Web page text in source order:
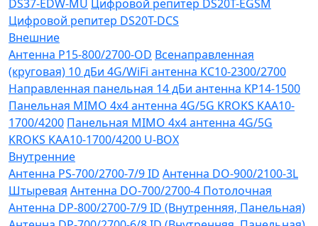
DS37-EDW-MU Цифровой репитер DS20T-EGSM
Цифровой репитер DS20T-DCS
Внешние
Антенна P15-800/2700-OD Всенаправленная
(круговая) 10 дБи 4G/WiFi антенна KC10-2300/2700
Направленная панельная 14 дБи антенна KP14-1500
Панельная MIMO 4x4 антенна 4G/5G KROKS KAA10-
1700/4200 Панельная MIMO 4x4 антенна 4G/5G
KROKS KAA10-1700/4200 U-BOX
Внутренние
Антенна PS-700/2700-7/9 ID Антенна DO-900/2100-3L
Штыревая Антенна DO-700/2700-4 Потолочная
Антенна DP-800/2700-7/9 ID (Внутренняя, Панельная)